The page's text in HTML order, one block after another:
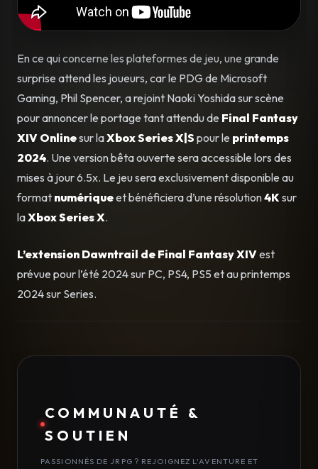
En ce qui concerne les plateformes de jeu, une grande
surprise attend les joueurs, car le PDG de Microsoft
Gaming, Phil Spencer, a rejoint Naoki Yoshida sur scène
pour annoncer le portage tant attendu de Final Fantasy
XIV Onlinesur laXbox Series X|S pour le printemps
2024. Une version bêta ouverte sera accessible lors des
mises à jour 6.5x. Le jeu sera exclusivement disponible au
format numériqueet bénéficiera d’une résolution4K sur
laXbox Series X.
L’extension Dawntrail de Final Fantasy XIVest
prévue pour l’été 2024 sur PC, PS4, PS5 et au printemps
2024 sur Series.
COMMUNAUTÉ &
SOUTIEN
PASSIONNÉS DE JRPG ? REJOIGNEZ L'AVENTURE ET